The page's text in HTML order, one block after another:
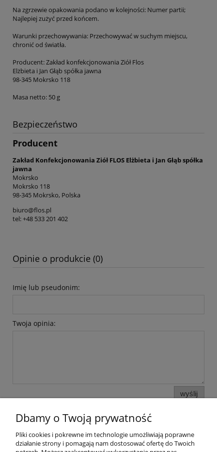
Na zgrzewie opakowania podano w kolejności: Numer partii;
Najlepiej zużyć przed końcem.
Warunki przechowywania: Przechowywać w suchym miejscu,
chronić od światła.
Producent: Zakład konfekcjonowania Ziół Flos
Elżbieta i Jan Głąb spółka jawna
98-345 Mokrsko 118
Masa netto: 50 g
Bezpieczeństwo
Producent
Zakład Konfekcjonowania Ziół FLOS Elżbieta i Jan Głąb spółka
jawna
Mokrsko
Mokrsko 118
98-345 Mokrsko, Polska
biuro@flos.pl
tel: +48 533 201 402
Opinie o produkcie (0)
Imię lub pseudonim:
Twoja opinia:
wyślij
Pomoc
Dbamy o Twoją prywatność
Pliki cookies i pokrewne im technologie umożliwiają poprawne
działanie strony i pomagają nam dostosować ofertę do Twoich